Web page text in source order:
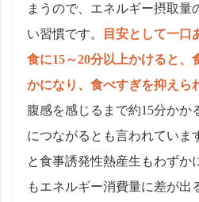
まうので、エネルギー摂取量
い習慣です。
目安として一口
食に15～20分以上かけると、
かになり、食べすぎを抑えら
腹感を感じるまで約15分かか
につながるとも言われていま
と食事誘発性熱産生もわずか
もエネルギー消費量に差が出